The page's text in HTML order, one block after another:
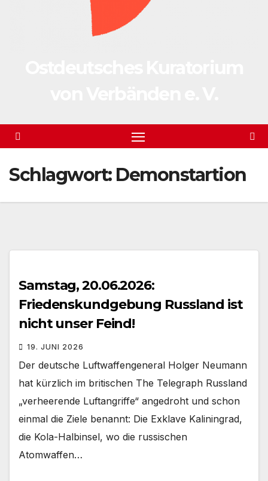
Schlagwort: Demonstartion
Samstag, 20.06.2026:
Friedenskundgebung Russland ist
nicht unser Feind!
19. JUNI 2026
Der deutsche Luftwaffengeneral Holger Neumann
hat kürzlich im britischen The Telegraph Russland
„verheerende Luftangriffe“ angedroht und schon
einmal die Ziele benannt: Die Exklave Kaliningrad,
die Kola-Halbinsel, wo die russischen
Atomwaffen…